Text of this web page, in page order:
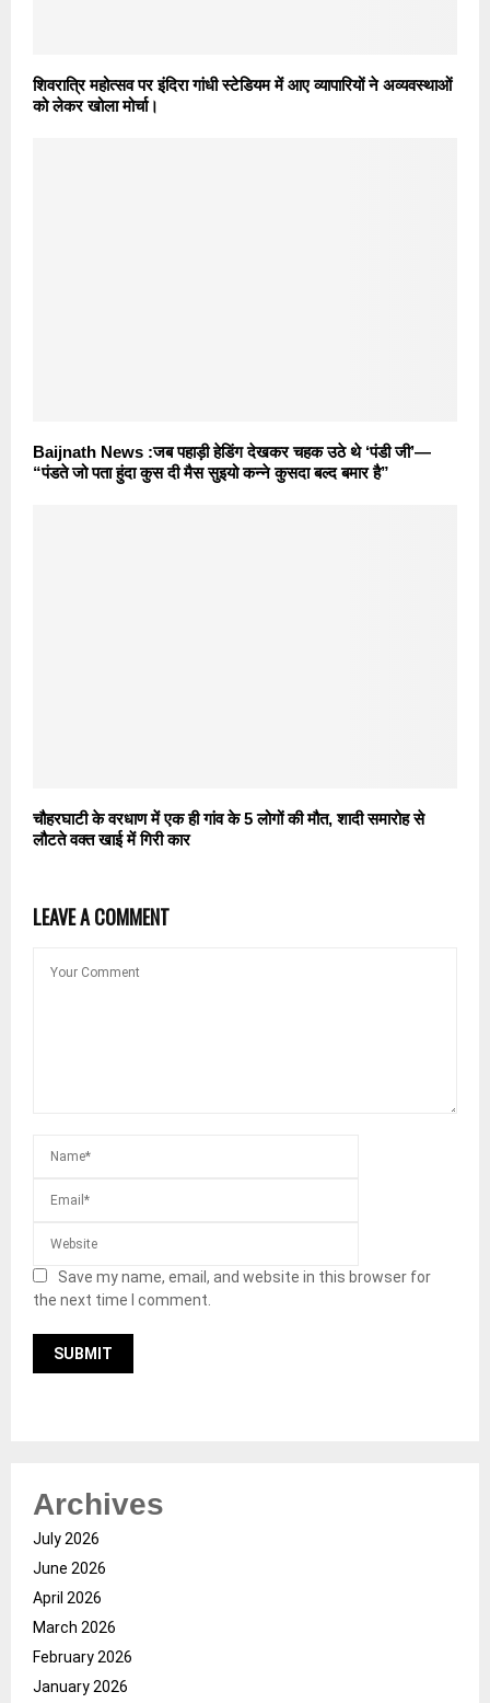
शिवरात्रि महोत्सव पर इंदिरा गांधी स्टेडियम में आए व्यापारियों ने अव्यवस्थाओं
को लेकर खोला मोर्चा।
Baijnath News :जब पहाड़ी हेडिंग देखकर चहक उठे थे ‘पंडी जी’—
“पंडते जो पता हुंदा कुस दी मैस सुइयो कन्ने कुसदा बल्द बमार है”
चौहरघाटी के वरधाण में एक ही गांव के 5 लोगों की मौत, शादी समारोह से
लौटते वक्त खाई में गिरी कार
LEAVE A COMMENT
Save my name, email, and website in this browser for
the next time I comment.
Archives
July 2026
June 2026
April 2026
March 2026
February 2026
January 2026